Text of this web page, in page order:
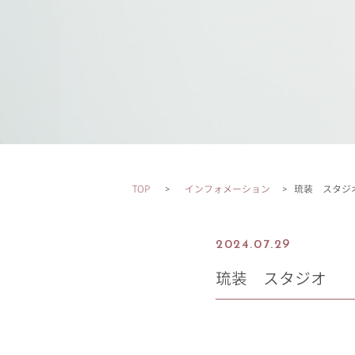
TOP インフォメーション 琉装 スタジ
2024.07.29
琉装 スタジオ